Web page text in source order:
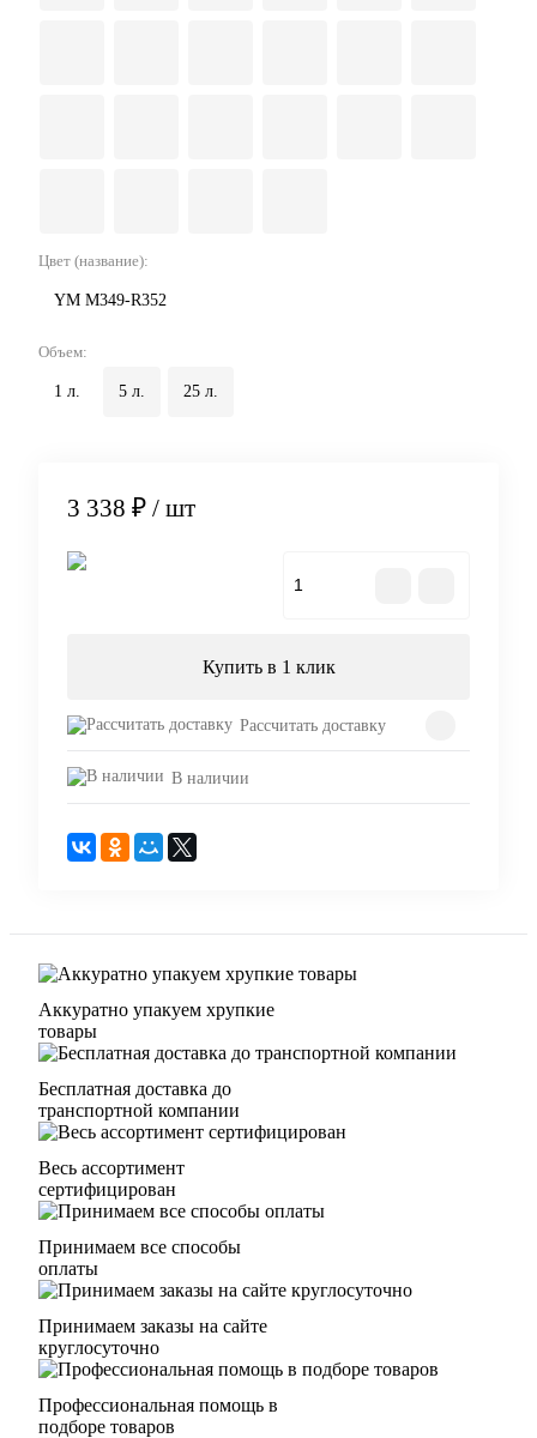
Цвет (название):
YM M349-R352
Объем:
1 л. 5 л. 25 л.
3 338 ₽ / шт
Купить в 1 клик
Рассчитать доставку
В наличии
Аккуратно упакуем хрупкие
товары
Бесплатная доставка до
транспортной компании
Весь ассортимент
сертифицирован
Принимаем все способы
оплаты
Принимаем заказы на сайте
круглосуточно
Профессиональная помощь в
подборе товаров